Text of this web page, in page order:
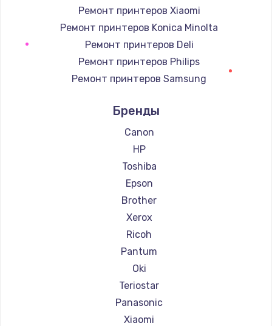
Заказать
Ремонт системной платы
700 руб.
Заказать
Чистка сотового телефона
550 руб.
Заказать
Ремонт принтеров Xiaomi
Ремонт принтеров Konica Minolta
Ремонт принтеров Deli
Ремонт принтеров Philips
Ремонт принтеров Samsung
Ремонт принтеров Lexmark
Ремонт принтеров Sharp
Ремонт принтеров TSC
Ремонт принтеров Fujitsu
Ремонт принтеров Godex
Бренды
Canon
HP
Toshiba
Epson
Brother
Xerox
Ricoh
Pantum
Oki
Teriostar
Panasonic
Xiaomi